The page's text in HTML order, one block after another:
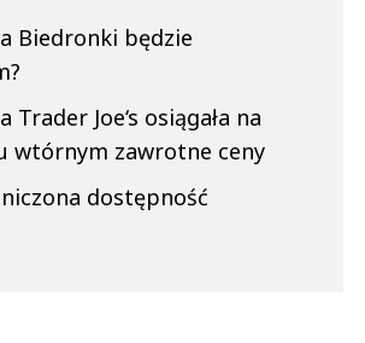
Biedronki będzie
Trader Joe‘s osiągała na
wtórnym zawrotne ceny
dostępność